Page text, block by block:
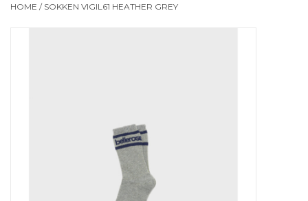
HOME / SOKKEN VIGIL61 HEATHER GREY